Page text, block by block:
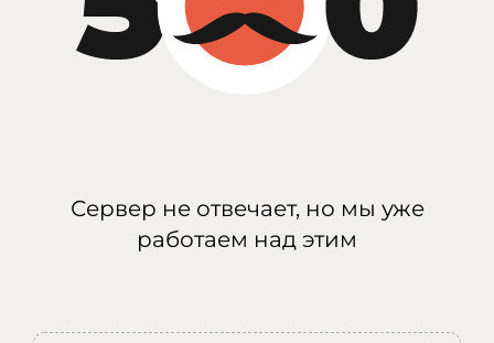
Сервер не отвечает, но мы уже
работаем над этим